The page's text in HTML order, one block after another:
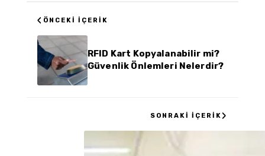
‹ ÖNCEKI İÇERIK
RFID Kart Kopyalanabilir mi?
Güvenlik Önlemleri Nelerdir?
SONRAKI İÇERIK ›